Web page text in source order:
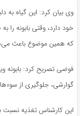
وی بیان کرد: این گیاە بە
خود دارد، وقتی بابونە
کە همین موضوع باعث
فوضی تصریح کرد: بابونە
گوارشی، جلوگیری از
این کارشناس تغذیە